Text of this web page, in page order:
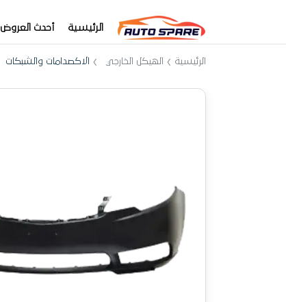
الرئيسية أحدث العروض
الرئيسية الهيكل الخارجي الاكصدامات والشبكات